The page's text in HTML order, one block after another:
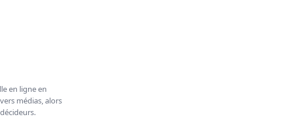
en ligne en
médias, alors